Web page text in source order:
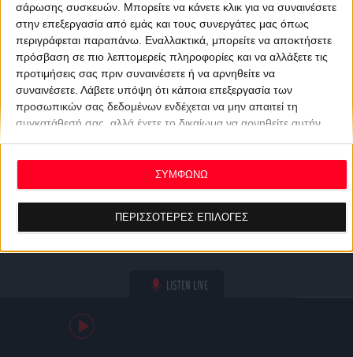
σάρωσης συσκευών. Μπορείτε να κάνετε κλικ για να συναινέσετε
στην επεξεργασία από εμάς και τους συνεργάτες μας όπως
περιγράφεται παραπάνω. Εναλλακτικά, μπορείτε να αποκτήσετε
πρόσβαση σε πιο λεπτομερείς πληροφορίες και να αλλάξετε τις
προτιμήσεις σας πριν συναινέσετε ή να αρνηθείτε να
συναινέσετε. Λάβετε υπόψη ότι κάποια επεξεργασία των
προσωπικών σας δεδομένων ενδέχεται να μην απαιτεί τη
συγκατάθεσή σας, αλλά έχετε το δικαίωμα να αρνηθείτε αυτήν
ανακαλέσετε τη συγκατάθεσή σας ανά πάσα στιγμή
επιστρέφοντας σε αυτόν τον ιστότοπο και κάνοντας κλικ στο
κουμπί "Απορρήτου" στο κάτω μέρος της ιστοσελίδας.
ΠΕΡΙΣΣΟΤΕΡΕΣ ΕΠΙΛΟΓΕΣ
ΣΥΜΦΩΝΩ
LISTEN LIVE